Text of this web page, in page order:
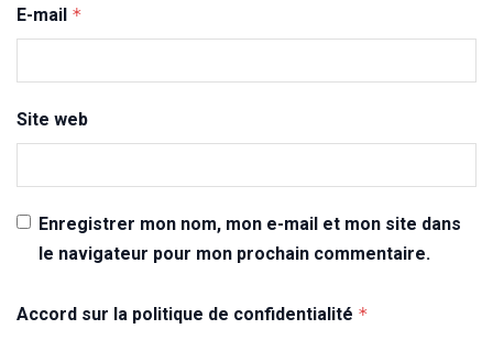
E-mail *
Site web
Enregistrer mon nom, mon e-mail et mon site dans
le navigateur pour mon prochain commentaire.
Accord sur la politique de confidentialité *